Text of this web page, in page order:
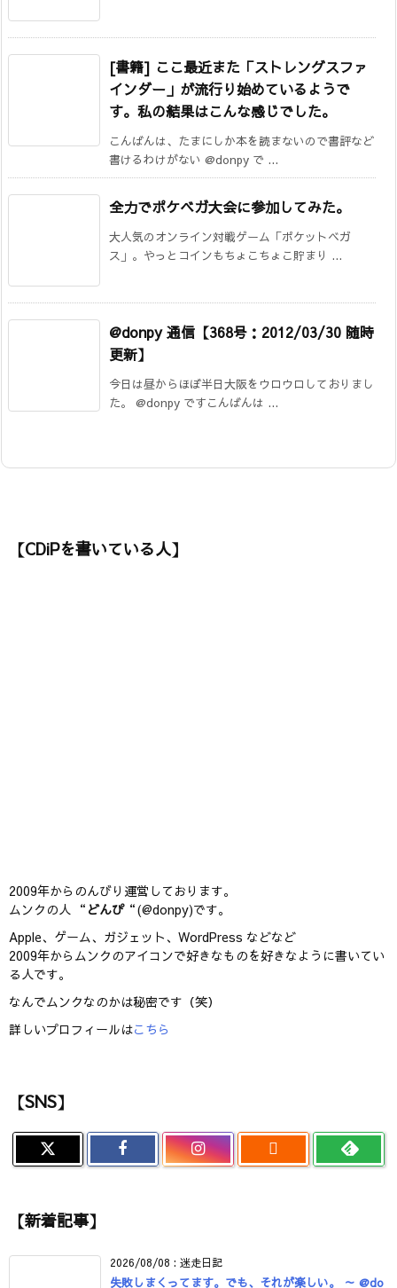
[書籍] ここ最近また「ストレングスファ
インダー」が流行り始めているようで
す。私の結果はこんな感じでした。
こんばんは、たまにしか本を読まないので書評など
書けるわけがない @donpy で ...
全力でポケベガ大会に参加してみた。
大人気のオンライン対戦ゲーム「ポケットベガ
ス」。やっとコインもちょこちょこ貯まり ...
@donpy 通信【368号：2012/03/30 随時
更新】
今日は昼からほぼ半日大阪をウロウロしておりまし
た。 @donpy ですこんばんは ...
【CDiPを書いている人】
2009年からのんびり運営しております。
ムンクの人 “ どんぴ“(@donpy)です。
Apple、ゲーム、ガジェット、WordPress などなど
2009年からムンクのアイコンで好きなものを好きなように書いてい
る人です。
なんでムンクなのかは秘密です（笑）
詳しいプロフィールはこちら
【SNS】

【新着記事】
2026/08/08 : 迷走日記
失敗しまくってます。でも、それが楽しい。 ～ @do